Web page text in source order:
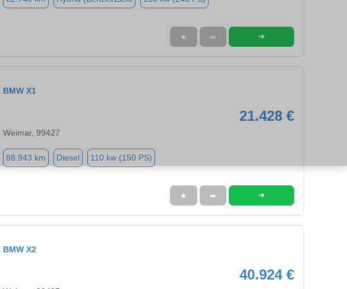
★ ➦ ➜
BMW X1
21.428 €
Weimar, 99427
88.943 km Diesel 110 kw (150 PS)
★ ➦ ➜
BMW X2
40.924 €